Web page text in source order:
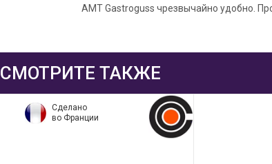
АМТ Gastroguss чрезвычайно удобно.
СМОТРИТЕ ТАКЖЕ
Сделано
во Франции